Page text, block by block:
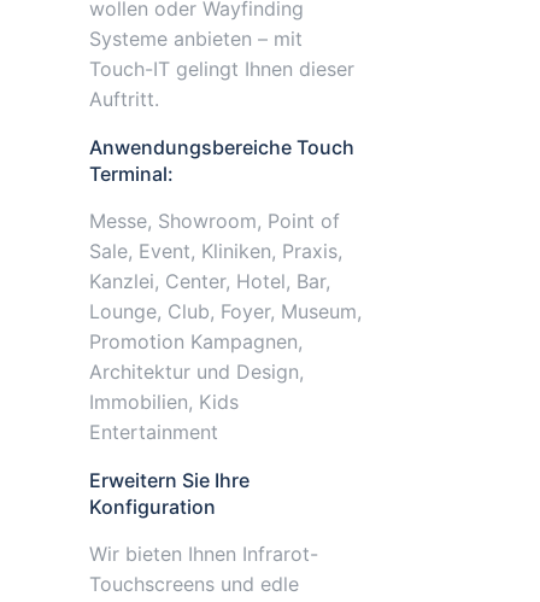
wollen oder Wayfinding
Systeme anbieten – mit
Touch-IT gelingt Ihnen dieser
Auftritt.
Anwendungsbereiche Touch
Terminal:
Messe, Showroom, Point of
Sale, Event, Kliniken, Praxis,
Kanzlei, Center, Hotel, Bar,
Lounge, Club, Foyer, Museum,
Promotion Kampagnen,
Architektur und Design,
Immobilien, Kids
Entertainment
Erweitern Sie Ihre
Konfiguration
Wir bieten Ihnen Infrarot-
Touchscreens und edle